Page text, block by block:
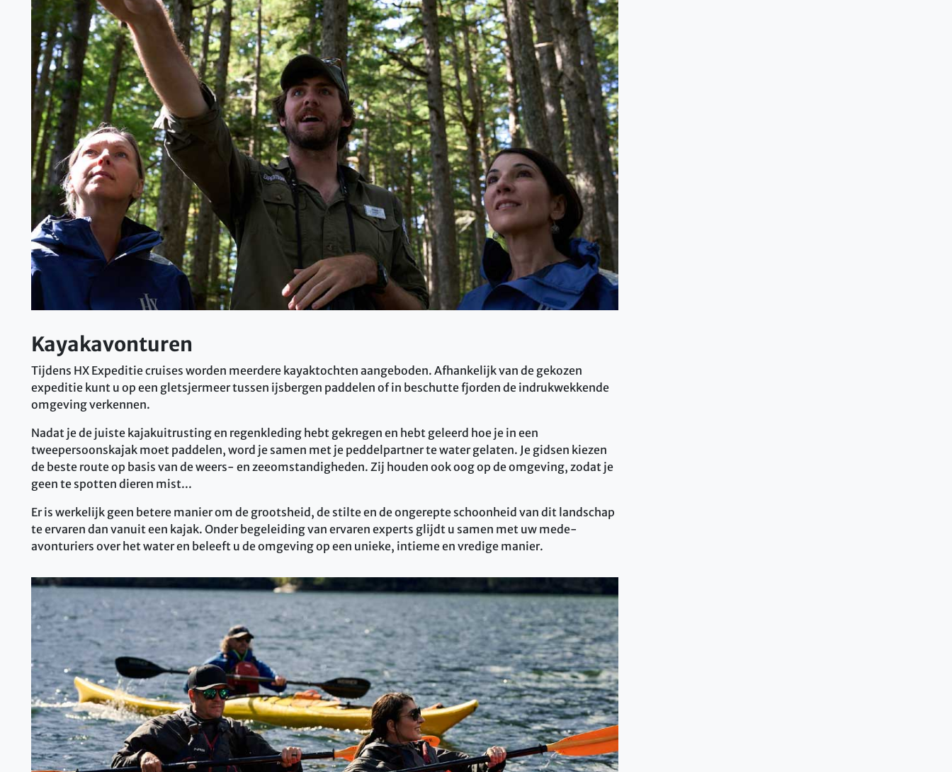
Kayakavonturen
Tijdens HX Expeditie cruises worden meerdere kayaktochten aangeboden. Afhankelijk van de gekozen
expeditie kunt u op een gletsjermeer tussen ijsbergen paddelen of in beschutte fjorden de indrukwekkende
omgeving verkennen.
Nadat je de juiste kajakuitrusting en regenkleding hebt gekregen en hebt geleerd hoe je in een
tweepersoonskajak moet paddelen, word je samen met je peddelpartner te water gelaten. Je gidsen kiezen
de beste route op basis van de weers- en zeeomstandigheden. Zij houden ook oog op de omgeving, zodat je
geen te spotten dieren mist...
Er is werkelijk geen betere manier om de grootsheid, de stilte en de ongerepte schoonheid van dit landschap
te ervaren dan vanuit een kajak. Onder begeleiding van ervaren experts glijdt u samen met uw mede-
avonturiers over het water en beleeft u de omgeving op een unieke, intieme en vredige manier.